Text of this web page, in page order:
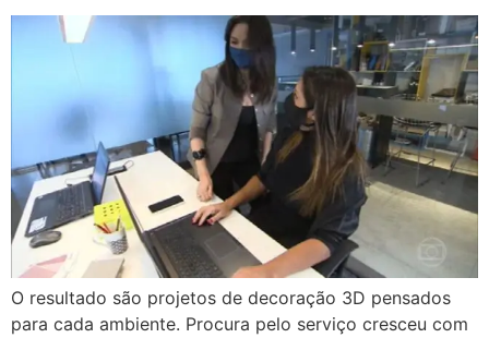
O resultado são projetos de decoração 3D pensados
para cada ambiente. Procura pelo serviço cresceu com